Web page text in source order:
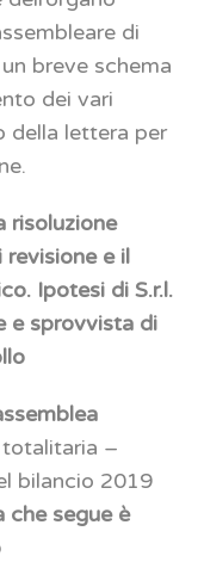
di
breve schema
dei vari
della lettera per
risoluzione
revisione e il
Ipotesi di S.r.l.
e sprovvista di
–
bilancio 2019
che segue è